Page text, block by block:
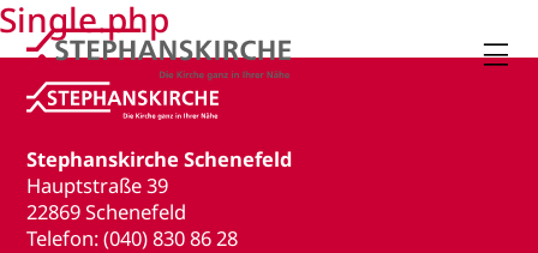

Stephanskirche Schenefeld
Hauptstraße 39
22869 Schenefeld
Telefon: (040) 830 86 28